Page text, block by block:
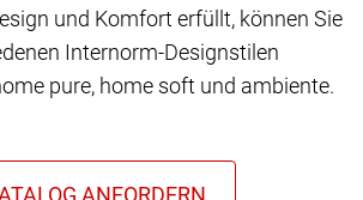
und Komfort erfüllt, können Sie
Internorm-Designstilen
pure, home soft und ambiente.